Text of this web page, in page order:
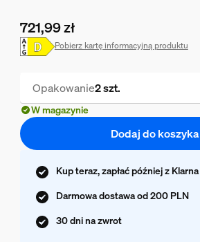
Obecna cena to 721,99 zł
721,99 zł
Pobierz kartę informacyjną produktu
Opakowanie2 szt.
W magazynie
Dodaj do koszyka
Kup teraz, zapłać później z Klarna
Darmowa dostawa od 200 PLN
30 dni na zwrot